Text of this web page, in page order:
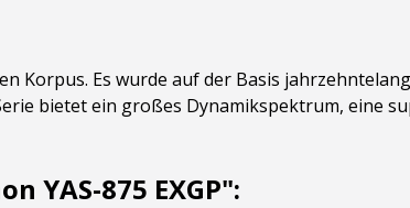
Korpus. Es wurde auf der Basis
bietet ein großes Dynamikspektrum, eine
YAS-875 EXGP":